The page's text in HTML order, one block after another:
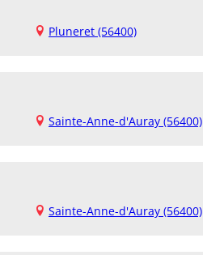
Pluneret (56400)
Sainte-Anne-d'Auray (56400)
Sainte-Anne-d'Auray (56400)